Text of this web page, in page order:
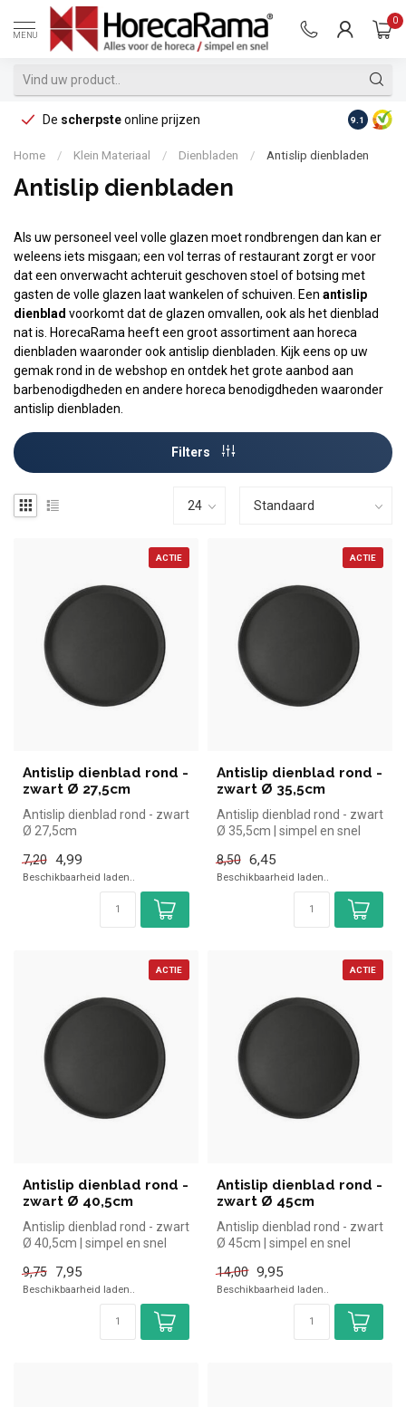
MENU
0
De scherpsteonline prijzen Op
9.1
Home / Klein Materiaal / Dienbladen / Antislip dienbladen
Antislip dienbladen
Als uw personeel veel volle glazen moet rondbrengen dan kan er
weleens iets misgaan; een vol terras of restaurant zorgt er voor
dat een onverwacht achteruit geschoven stoel of botsing met
gasten de volle glazen laat wankelen of schuiven. Een antislip
dienblad voorkomt dat de glazen omvallen, ook als het dienblad
nat is. HorecaRama heeft een groot assortiment aan horeca
dienbladen waaronder ook antislip dienbladen. Kijk eens op uw
gemak rond in de webshop en ontdek het grote aanbod aan
barbenodigdheden en andere horeca benodigdheden waaronder
antislip dienbladen.
Filters
ACTIE
Antislip dienblad rond -
zwart Ø 27,5cm
Antislip dienblad rond - zwart
Ø 27,5cm
7,20 4,99
Beschikbaarheid laden..
ACTIE
Antislip dienblad rond -
zwart Ø 35,5cm
Antislip dienblad rond - zwart
Ø 35,5cm | simpel en snel
8,50 6,45
Beschikbaarheid laden..
ACTIE
Antislip dienblad rond -
zwart Ø 40,5cm
Antislip dienblad rond - zwart
Ø 40,5cm | simpel en snel
9,75
7,95
Beschikbaarheid laden..
ACTIE
Antislip dienblad rond -
zwart Ø 45cm
Antislip dienblad rond - zwart
Ø 45cm | simpel en snel
14,00 9,95
Beschikbaarheid laden..